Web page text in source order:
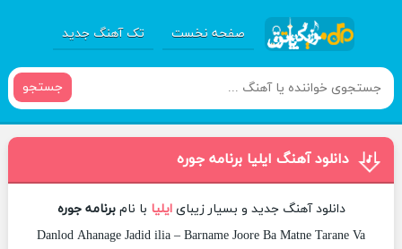
صفحه نخست تک آهنگ جدید
جستجو
دانلود آهنگ ایلیا برنامه جوره
دانلود آهنگ جدید و بسیار زیبایایلیا با نامبرنامه جوره
Danlod Ahanage Jadid ilia – Barname Joore Ba Matne Tarane Va